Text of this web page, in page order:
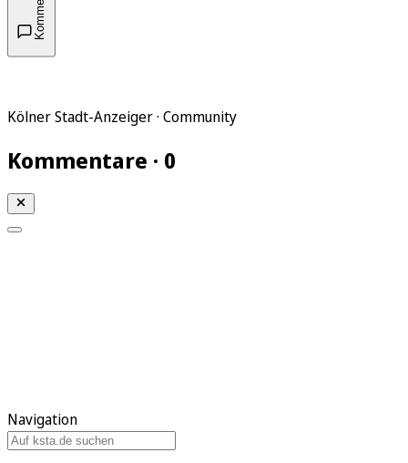
Kölner Stadt-Anzeiger · Community
Kommentare · 0
Navigation